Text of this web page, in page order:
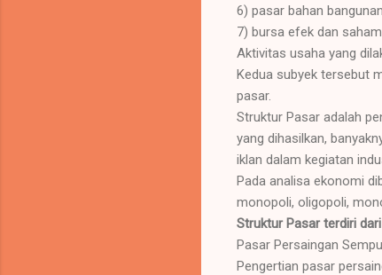
6) pasar bahan bangunan
7) bursa efek dan saham.
Aktivitas usaha yang
Kedua subyek tersebut
pasar.
Struktur Pasar adalah
yang dihasilkan,
iklan dalam kegiatan
Pada analisa ekonomi
monopoli, oligopoli,
Struktur Pasar terdiri
Pasar Persaingan
Pengertian pasar